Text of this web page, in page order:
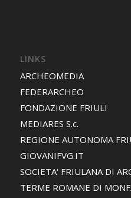
LINKS
ARCHEOMEDIA
FEDERARCHEO
FONDAZIONE FRIULI
MEDIARES S.c.
REGIONE AUTONOMA
GIOVANIFVG.IT
SOCIETA' FRIULANA DI
TERME ROMANE DI